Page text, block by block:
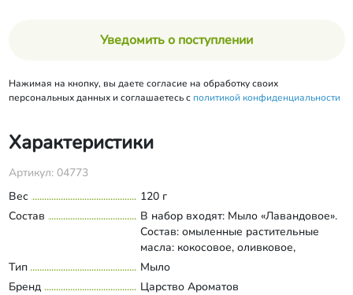
Уведомить о поступлении
Нажимая на кнопку, вы даете согласие на обработку своих
персональных данных и соглашаетесь с политикой конфиденциальности
Характеристики
Артикул: 04773
Вес
120 г
Состав
В набор входят: Мыло «Лавандовое».
Состав: омыленные растительные
масла: кокосовое, оливковое,
пальмовое, касторовое, вода
подготовленная, паста розмарина,
Развернуть состав
Тип
Мыло
Бренд
Царство Ароматов